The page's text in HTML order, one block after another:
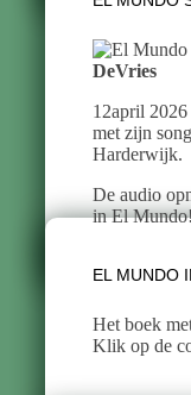
DeVries
12april
met zijn
Harderwijk.
De audio
in El
EL MUNDO
Het boek
Klik op de